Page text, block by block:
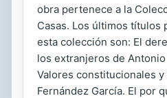
obra pertenece a la
Casas. Los últimos títulos
esta colección son: El
los extranjeros de
Valores constitucionales
Fernández García. El por